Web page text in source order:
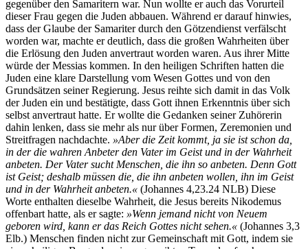
gegenüber den Samaritern war. Nun wollte er auch das Vorurteil
dieser Frau gegen die Juden abbauen. Während er darauf hinwies,
dass der Glaube der Samariter durch den Götzendienst verfälscht
worden war, machte er deutlich, dass die großen Wahrheiten über
die Erlösung den Juden anvertraut worden waren. Aus ihrer Mitte
würde der Messias kommen. In den heiligen Schriften hatten die
Juden eine klare Darstellung vom Wesen Gottes und von den
Grundsätzen seiner Regierung. Jesus reihte sich damit in das Volk
der Juden ein und bestätigte, dass Gott ihnen Erkenntnis über sich
selbst anvertraut hatte. Er wollte die Gedanken seiner Zuhörerin
dahin lenken, dass sie mehr als nur über Formen, Zeremonien und
Streitfragen nachdachte. »Aber die Zeit kommt, ja sie ist schon da,
in der die wahren Anbeter den Vater im Geist und in der Wahrheit
anbeten. Der Vater sucht Menschen, die ihn so anbeten. Denn Gott
ist Geist; deshalb müssen die, die ihn anbeten wollen, ihn im Geist
und in der Wahrheit anbeten.« (Johannes 4,23.24 NLB) Diese
Worte enthalten dieselbe Wahrheit, die Jesus bereits Nikodemus
offenbart hatte, als er sagte: »Wenn jemand nicht von Neuem
geboren wird, kann er das Reich Gottes nicht sehen.« (Johannes 3,3
Elb.) Menschen finden nicht zur Gemeinschaft mit Gott, indem sie